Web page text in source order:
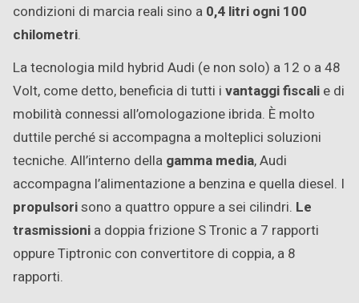
condizioni di marcia reali sino a 0,4 litri ogni 100
chilometri.
La tecnologia mild hybrid Audi (e non solo) a 12 o a 48
Volt, come detto, beneficia di tutti i vantaggi fiscali e di
mobilità connessi all’omologazione ibrida. È molto
duttile perché si accompagna a molteplici soluzioni
tecniche. All’interno della gamma media, Audi
accompagna l’alimentazione a benzina e quella diesel. I
propulsorisono a quattro oppure a sei cilindri. Le
trasmissioni a doppia frizione S Tronic a 7 rapporti
oppure Tiptronic con convertitore di coppia, a 8
rapporti.